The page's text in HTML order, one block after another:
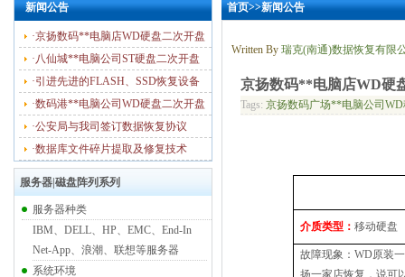
新闻公告
·京扬数码**电脑店WD硬盘二次开盘
·八仙城**电脑公司ST硬盘二次开盘
·引进先进的FLASH、SSD恢复设备
·数码港**电脑公司WD硬盘二次开盘
·公安局与我司签订数据恢复协议
·数据库文件碎片提取及修复技术
服务器|磁盘阵列系列
服务器种类
IBM、DELL、HP、EMC、End-In
Net-App、浪潮、联想等服务器
系统环境
首页>>新闻公告
Written By 瑞克(南通)数据恢复有限
京扬数码**电脑店WD硬
Tags: 京扬数码广场**电脑公司
介质类型： 移动硬盘
故障现象：WD原装
扬一家店恢复，说可